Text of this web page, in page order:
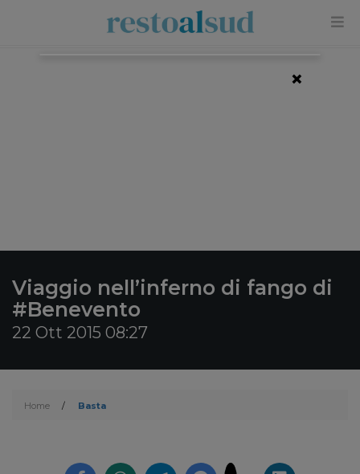
Viaggio nell’inferno di fango di
#Benevento
22 Ott 2015 08:27
Home / Basta
×